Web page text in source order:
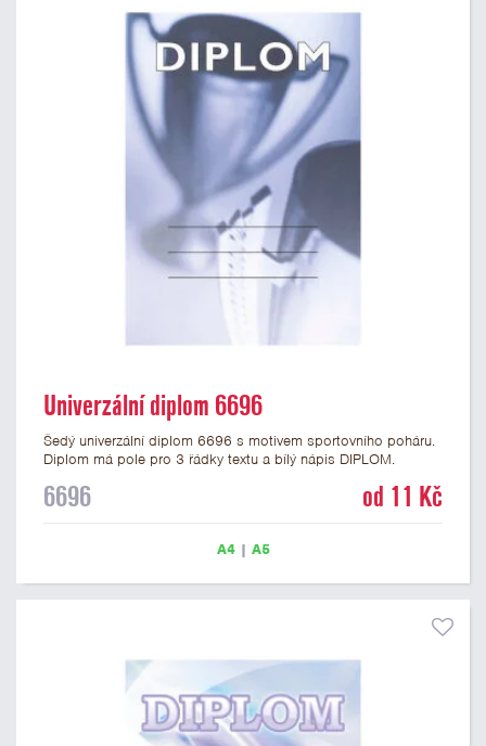
Univerzální diplom 6696
Šedý univerzální diplom 6696 s motivem sportovního poháru.
Diplom má pole pro 3 řádky textu a bílý nápis DIPLOM.
univerzální diplom je vhodný pro většinu soutěží, ke kterým by
6696 od 11 Kč
A4| A5